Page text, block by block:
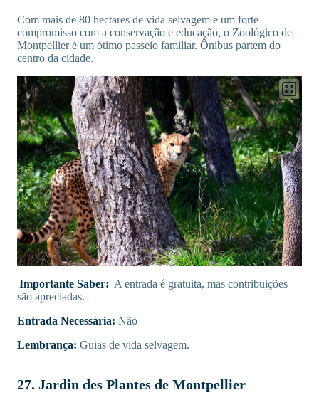
Com mais de 80 hectares de vida selvagem e um forte
compromisso com a conservação e educação, o Zoológico de
Montpellier é um ótimo passeio familiar. Ônibus partem do
centro da cidade.
Importante Saber: A entrada é gratuita, mas contribuições
são apreciadas.
Entrada Necessária: Não
Lembrança: Guias de vida selvagem.
27. Jardin des Plantes de Montpellier